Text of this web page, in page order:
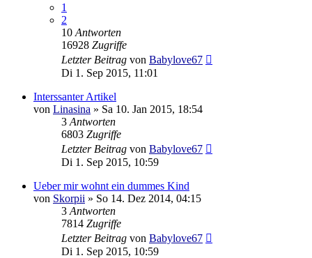
1
2
10 Antworten
16928 Zugriffe
Letzter Beitrag von Babylove67
Di 1. Sep 2015, 11:01
Interssanter Artikel
von Linasina » Sa 10. Jan 2015, 18:54
3 Antworten
6803 Zugriffe
Letzter Beitrag von Babylove67
Di 1. Sep 2015, 10:59
Ueber mir wohnt ein dummes Kind
von Skorpii » So 14. Dez 2014, 04:15
3 Antworten
7814 Zugriffe
Letzter Beitrag von Babylove67
Di 1. Sep 2015, 10:59